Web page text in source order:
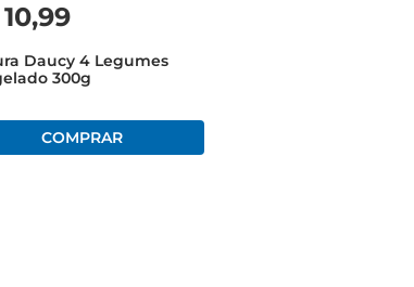
10,99
Daucy 4 Legumes
300g